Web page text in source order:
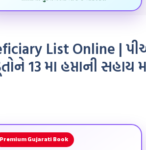
List Online |
13 મા હપ્તાની
Premium Gujarati Book